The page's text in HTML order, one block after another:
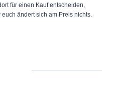
e
r
für einen Kauf entscheiden,
ändert sich am Preis nichts.